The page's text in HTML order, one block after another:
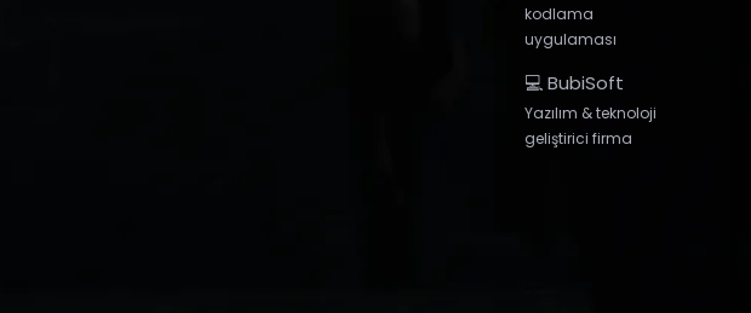
kodlama
uygulaması
💻 BubiSoft
Yazılım & teknoloji
geliştirici firma